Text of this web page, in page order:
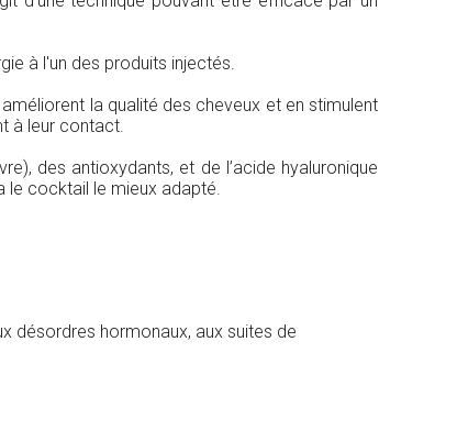
à l'un des produits injectés.
la qualité des cheveux et en stimulent
à leur contact.
des antioxydants, et de l’acide hyaluronique
le cocktail le mieux adapté.
désordres hormonaux, aux suites de